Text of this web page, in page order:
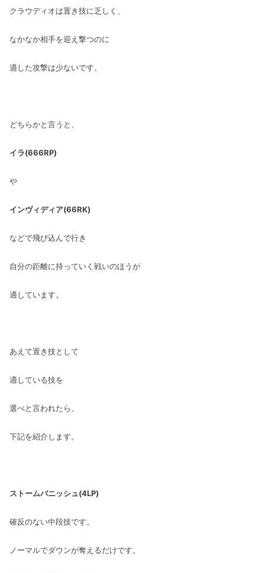
クラウディオは置き技に乏しく、
なかなか相手を迎え撃つのに
適した攻撃は少ないです。
どちらかと言うと、
イラ(666RP)
や
インヴィディア(66RK)
などで飛び込んで行き
自分の距離に持っていく戦いのほうが
適しています。
あえて置き技として
適している技を
選べと言われたら、
下記を紹介します。
ストームバニッシュ(4LP)
確反のない中段技です。
ノーマルでダウンが奪えるだけです。